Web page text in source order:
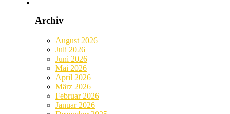
Archiv
August 2026
Juli 2026
Juni 2026
Mai 2026
April 2026
März 2026
Februar 2026
Januar 2026